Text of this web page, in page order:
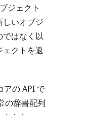
ジェクト
しいオブジ
ではなく以
クトを返
アの API で
の辞書配列